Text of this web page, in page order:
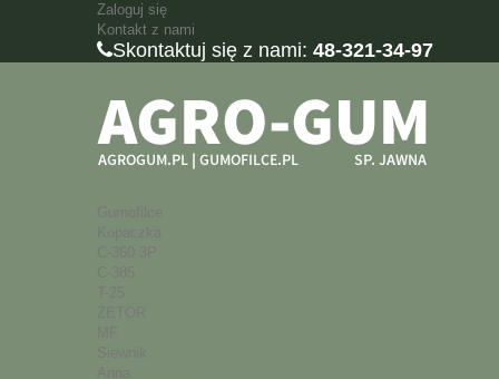
Zaloguj się
Kontakt z nami
Skontaktuj się z nami: 48-321-34-97